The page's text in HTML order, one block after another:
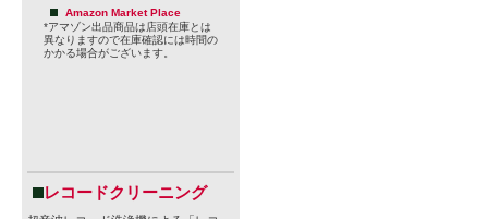
Amazon Market Place
*アマゾン出品商品は店頭在庫とは
異なりますので在庫確認には時間の
かかる場合がございます。
レコードクリーニング